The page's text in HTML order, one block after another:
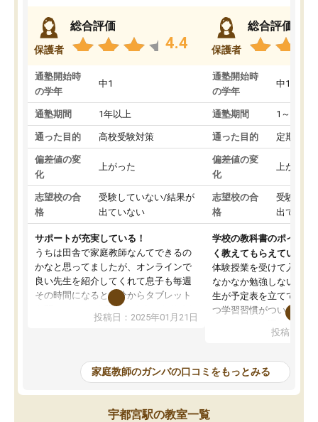
保護者
総合評価
4.4
通塾開始時
の学年
中1
通塾期間 1年以上
通った目的 高校受験対策
偏差値の変
化
上がった
志望校の合
格
受験していない/結果が
出ていない
サポートが充実している！
うちは田舎で家庭教師なんてできるの
かなと思ってましたが、オンラインで
良い先生を紹介してくれて息子も毎週
その時間になると自分からタブレット
を開いてzoomを繋げるようになりまし
た！5科目なんでもOKなのもとても気
めて1年ほどだった今では平均点以上の
科目が増えてきました！あと1年受験ま
であるので無料の週末教室を使用しな
がら頑張って欲しいと思います！
投稿日：2025年01月21日
保護者
総合評価
通塾開始時
の学年
中1
通塾期間 1～3ヵ月
通った目的 定期テス
偏差値の変
化
上がった
志望校の合
格
受験して
出ていな
学校の教科書のポイント
く教えてもらえている
体験授業を受けて入塾し
なかなか勉強しない息子
生が予定表を立ててくれ
つ学習習慣がついてきま
指導が無い日も予定表
問できるのでとても助か
投稿日：
家庭教師のガンバの口コミをもっとみる
宇都宮駅の教室一覧